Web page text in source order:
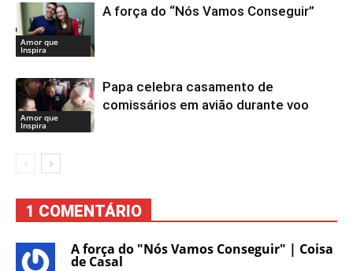
Amor que
Inspira
A força do “Nós Vamos Conseguir”
Amor que
Inspira
Papa celebra casamento de
comissários em avião durante voo
1 COMENTÁRIO
A força do "Nós Vamos Conseguir" | Coisa
de Casal